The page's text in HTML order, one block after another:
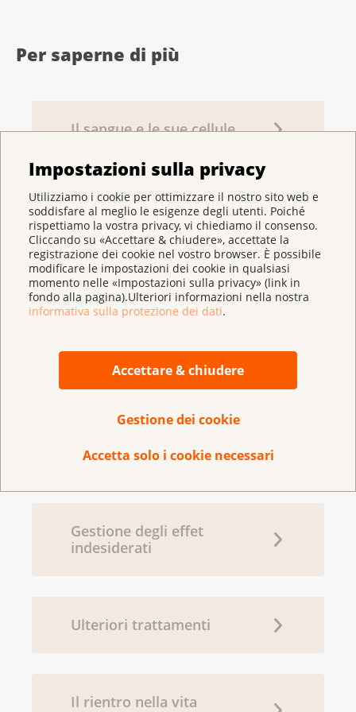
Impostazioni sulla privacy
Utilizziamo i cookie per ottimizzare il nostro sito web e
soddisfare al meglio le esigenze degli utenti. Poiché
rispettiamo la vostra privacy, vi chiediamo il consenso.
Cliccando su «Accettare & chiudere», accettate la
registrazione dei cookie nel vostro browser. È possibile
modificare le impostazioni dei cookie in qualsiasi
momento nelle «Impostazioni sulla privacy» (link in
fondo alla pagina).Ulteriori informazioni nella nostra
informativa sulla protezione dei dati.
Accettare & chiudere
Gestione dei cookie
Accetta solo i cookie necessari
Per saperne di più
Il sangue e le sue cellule
Il mieloma multiplo
Esami e diagnosi
Come si planifica il
trattamento
Possibilità di trattamento
Gestione degli effet
indesiderati
Ulteriori trattamenti
Il rientro nella vita